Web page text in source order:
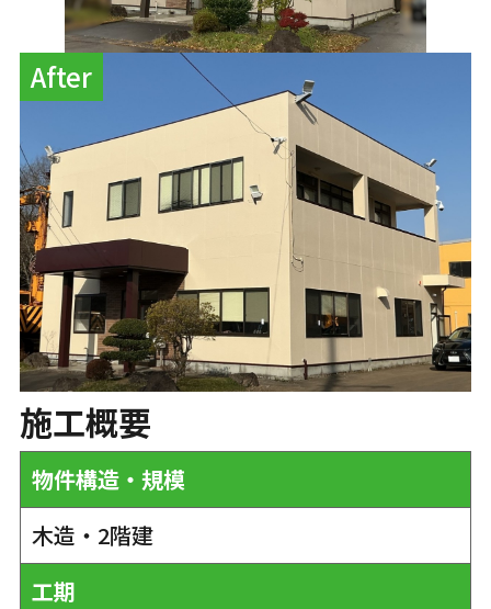
After
施工概要
物件構造・規模
木造・2階建
工期